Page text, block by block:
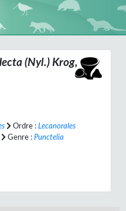
(Nyl.) Krog,
Ordre : Lecanorales
Genre : Punctelia